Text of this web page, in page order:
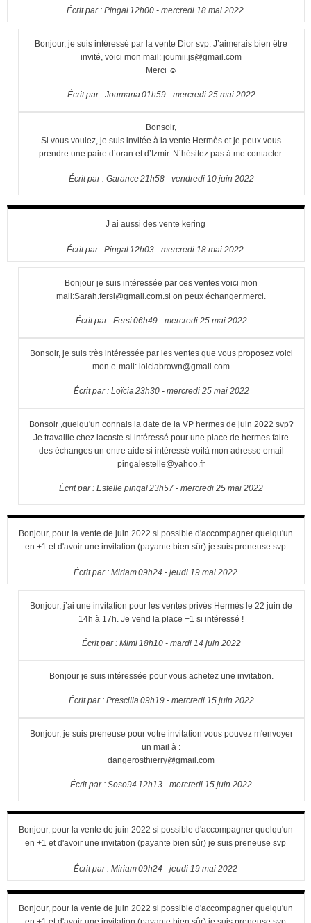
Écrit par :Pingal12h00 -mercredi 18 mai 2022
Bonjour, je suis intéressé par la vente Dior svp. J’aimerais bien être
invité, voici mon mail: joumii.js@gmail.com
Merci ☺️
Écrit par : Joumana01h59- mercredi 25 mai 2022
Bonsoir,
Si vous voulez, je suis invitée à la vente Hermès et je peux vous
prendre une paire d’oran et d’Izmir. N’hésitez pas à me contacter.
Écrit par : Garance21h58- vendredi 10 juin 2022
J ai aussi des vente kering
Écrit par :Pingal 12h03 -mercredi 18 mai 2022
Bonjour je suis intéressée par ces ventes voici mon
mail:Sarah.fersi@gmail.com.si on peux échanger.merci.
Écrit par : Fersi06h49- mercredi 25 mai 2022
Bonsoir, je suis très intéressée par les ventes que vous proposez voici
mon e-mail: loiciabrown@gmail.com
Écrit par : Loïcia23h30- mercredi 25 mai 2022
Bonsoir ,quelqu'un connais la date de la VP hermes de juin 2022 svp?
Je travaille chez lacoste si intéressé pour une place de hermes faire
des échanges un entre aide si intéressé voilà mon adresse email
pingalestelle@yahoo.fr
Écrit par :Estelle pingal23h57 -mercredi 25 mai 2022
Bonjour, pour la vente de juin 2022 si possible d'accompagner quelqu'un
en +1 et d'avoir une invitation (payante bien sûr) je suis preneuse svp
Écrit par : Miriam09h24 - jeudi 19 mai 2022
Bonjour, j’ai une invitation pour les ventes privés Hermès le 22 juin de
14h à 17h. Je vend la place +1 si intéressé !
Écrit par : Mimi18h10- mardi 14 juin 2022
Bonjour je suis intéressée pour vous achetez une invitation.
Écrit par : Prescilia09h19- mercredi 15 juin 2022
Bonjour, je suis preneuse pour votre invitation vous pouvez m'envoyer
un mail à :
dangerosthierry@gmail.com
Écrit par :Soso94 12h13 -mercredi 15 juin 2022
Bonjour, pour la vente de juin 2022 si possible d'accompagner quelqu'un
en +1 et d'avoir une invitation (payante bien sûr) je suis preneuse svp
Écrit par : Miriam09h24 - jeudi 19 mai 2022
Bonjour, pour la vente de juin 2022 si possible d'accompagner quelqu'un